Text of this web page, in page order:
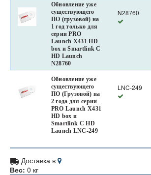
Обновление уже
существующего
ПО (грузовой) на
1 год только для
серии PRO
Launch X431 HD
box и Smartlink C
HD Launch
N28760
N28760
Обновление уже
существующего
ПО (Грузовой) на
2 года для серии
PRO Launch X431
HD box и
Smartlink C HD
Launch LNC-249
LNC-249
Доставка в
Вес: 0 кг